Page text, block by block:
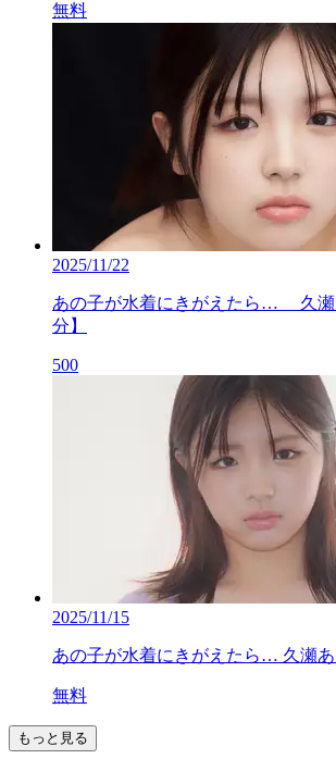
無料
2025/11/22
あの子が水着にきがえたら… 久瀬
分】
500
2025/11/15
あの子が水着にきがえたら… 久瀬あ
無料
もっと見る